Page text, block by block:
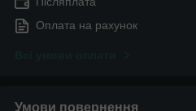
Оплата на рахунок
Умови повернення